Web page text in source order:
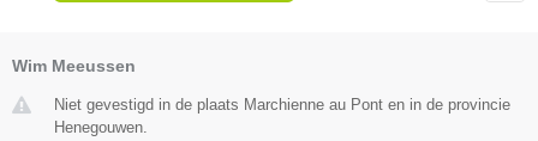
Wim Meeussen
Niet gevestigd in de plaats Marchienne au Pont en in de provincie
Henegouwen.